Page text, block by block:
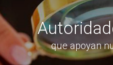
que apoyan